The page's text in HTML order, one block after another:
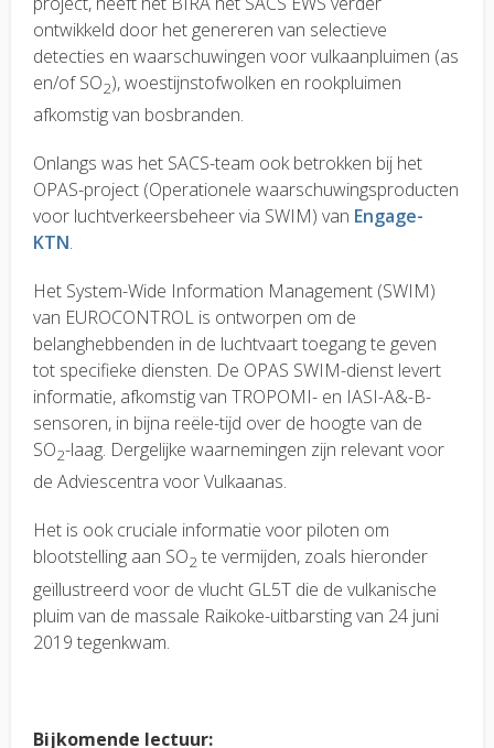
ontwikkeld door het genereren van selectieve
detecties en waarschuwingen voor vulkaanpluimen (as
en/of SO2), woestijnstofwolken en rookpluimen
afkomstig van bosbranden.
Onlangs was het SACS-team ook betrokken bij het
OPAS-project (Operationele waarschuwingsproducten
voor luchtverkeersbeheer via SWIM) van Engage-
KTN.
Het System-Wide Information Management (SWIM)
van EUROCONTROL is ontworpen om de
belanghebbenden in de luchtvaart toegang te geven
tot specifieke diensten. De OPAS SWIM-dienst levert
informatie, afkomstig van TROPOMI- en IASI-A&-B-
sensoren, in bijna reële-tijd over de hoogte van de
SO2-laag. Dergelijke waarnemingen zijn relevant voor
de Adviescentra voor Vulkaanas.
Het is ook cruciale informatie voor piloten om
blootstelling aan SO2 te vermijden, zoals hieronder
geïllustreerd voor de vlucht GL5T die de vulkanische
pluim van de massale Raikoke-uitbarsting van 24 juni
2019 tegenkwam.
Bijkomende lectuur: